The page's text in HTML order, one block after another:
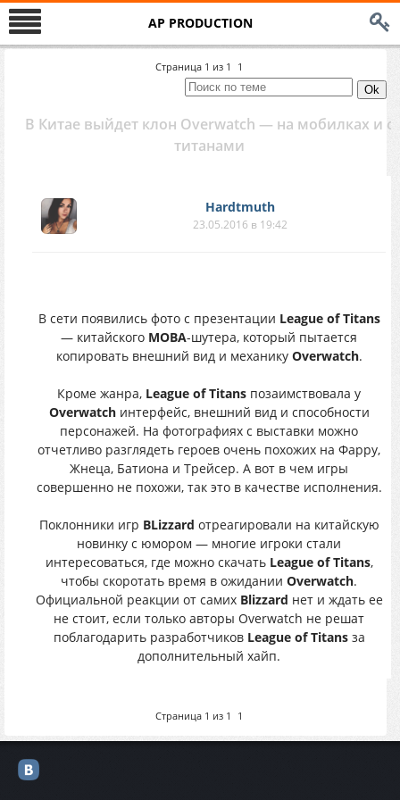
AP PRODUCTION
Страница 1 из 1 1
В Китае выйдет клон Overwatch — на мобилках и с
титанами
Hardtmuth
23.05.2016 в 19:42
В сети появились фото с презентации League of Titans
— китайского MOBA-шутера, который пытается
копировать внешний вид и механику Overwatch.
Кроме жанра, League of Titans позаимствовала у
Overwatchинтерфейс, внешний вид и способности
персонажей. На фотографиях с выставки можно
отчетливо разглядеть героев очень похожих на Фарру,
Жнеца, Батиона и Трейсер. А вот в чем игры
совершенно не похожи, так это в качестве исполнения.
Поклонники игр BLizzard отреагировали на китайскую
новинку с юмором — многие игроки стали
интересоваться, где можно скачать League of Titans,
чтобы скоротать время в ожидании Overwatch.
Официальной реакции от самих Blizzard нет и ждать ее
не стоит, если только авторы Overwatch не решат
поблагодарить разработчиков League of Titansза
дополнительный хайп.
Страница 1 из 1 1